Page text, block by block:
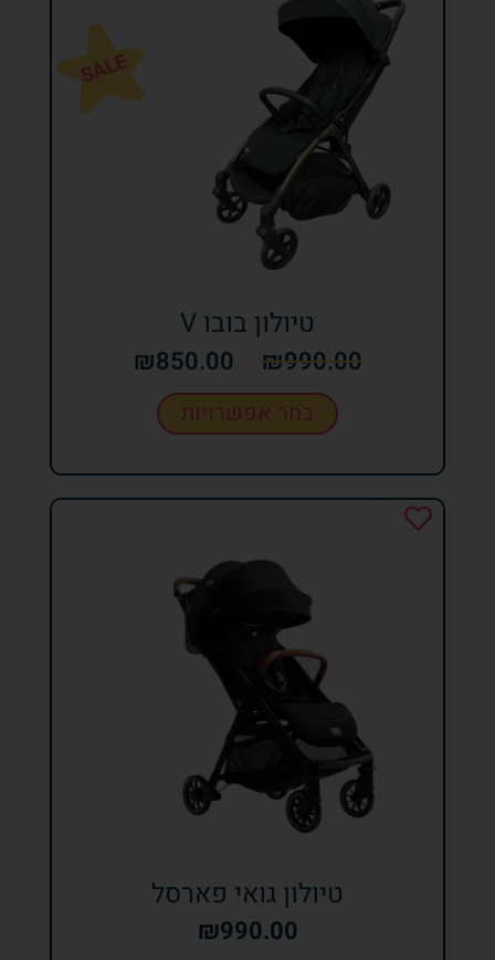
טיולון בובו V
₪990.00
₪850.00
בחר אפשרויות
טיולון גואי פארסל
₪990.00